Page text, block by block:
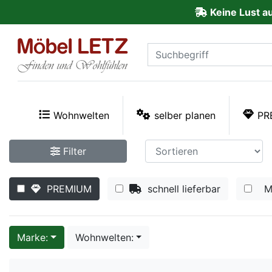
Keine Lust
Wohnwelten selber planen
Filter
PREMIUM schnell lieferbar
Marke: Wohnwelten:
Kundenmeinungen
PREMIUM
Schnell
lieferbar
SALE
Polsterplaner